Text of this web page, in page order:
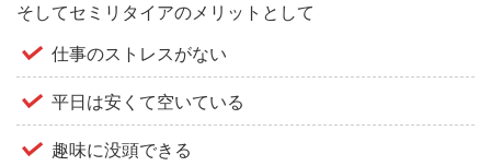
そしてセミリタイアのメリットとして
仕事のストレスがない
平日は安くて空いている
趣味に没頭できる